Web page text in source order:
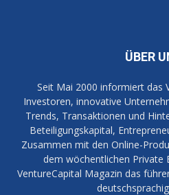
ÜBER
Seit Mai 2000 informiert das
Investoren, innovative
Trends, Transaktionen und
Beteiligungskapital,
Zusammen mit den Online-
dem wöchentlichen Private
VentureCapital Magazin das